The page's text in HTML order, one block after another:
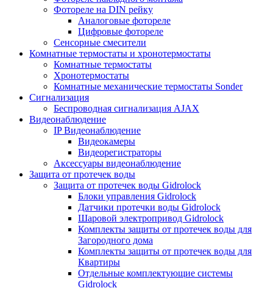
Фотореле на DIN рейку
Аналоговые фотореле
Цифровые фотореле
Сенсорные смесители
Комнатные термостаты и хронотермостаты
Комнатные термостаты
Хронотермостаты
Комнатные механические термостаты Sonder
Сигнализация
Беспроводная сигнализация AJAX
Видеонаблюдение
IP Видеонаблюдение
Видеокамеры
Видеорегистраторы
Аксессуары видеонаблюдение
Защита от протечек воды
Защита от протечек воды Gidrolock
Блоки управления Gidrolock
Датчики протечки воды Gidrolock
Шаровой электропривод Gidrolock
Комплекты защиты от протечек воды для
Загородного дома
Комплекты защиты от протечек воды для
Квартиры
Отдельные комплектующие системы
Gidrolock